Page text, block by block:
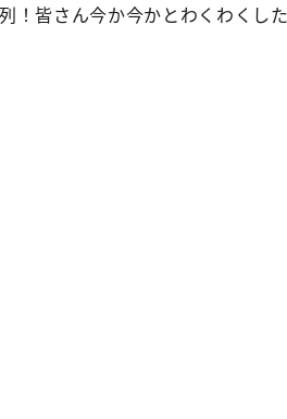
！皆さん今か今かとわくわくし